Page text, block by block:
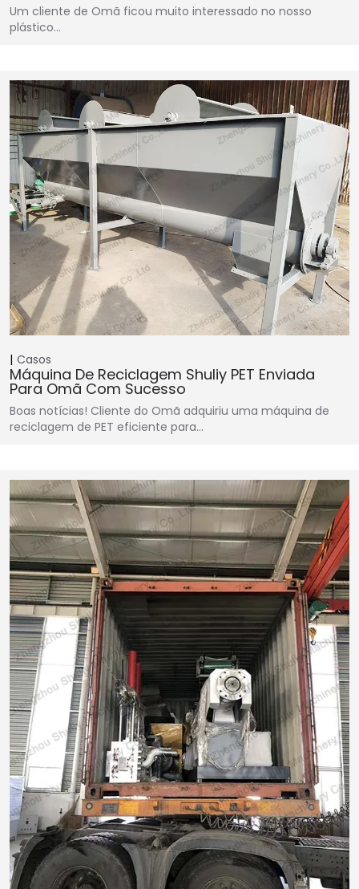
Um cliente de Omã ficou muito interessado no nosso
plástico…
Casos
Máquina De Reciclagem Shuliy PET Enviada
Para Omã Com Sucesso
Boas notícias! Cliente do Omã adquiriu uma máquina de
reciclagem de PET eficiente para…